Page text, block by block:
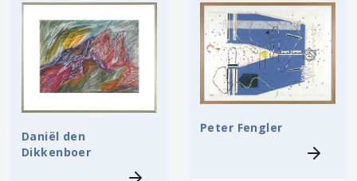
Daniël den
Dikkenboer
Peter Fengler